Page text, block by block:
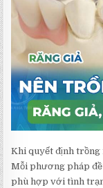
Khi quyết định trồng
Mỗi phương pháp
phù hợp với tình